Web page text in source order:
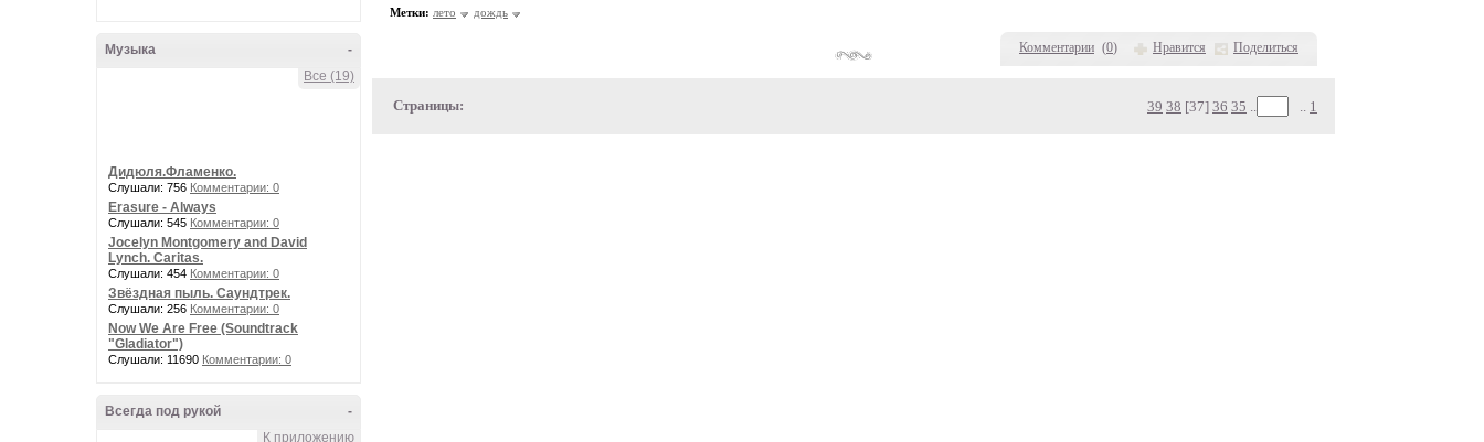
-
Музыка
Все (19)
Дидюля.Фламенко.
Слушали: 756 Комментарии: 0
Erasure - Always
Слушали: 545 Комментарии: 0
Jocelyn Montgomery and David
Lynch. Caritas.
Слушали: 454 Комментарии: 0
Звёздная пыль. Саундтрек.
Слушали: 256 Комментарии: 0
Now We Are Free (Soundtrack
"Gladiator")
Слушали: 11690 Комментарии: 0
-
Всегда под рукой
К приложению
Комментарии (0) Нравится Поделиться
Метки: лето дождь
Страницы: 39 38 [37] 36 35 .. .. 1